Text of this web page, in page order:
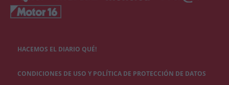
HACEMOS EL DIARIO QUÉ!
CONDICIONES DE USO Y POLÍTICA DE PROTECCIÓN DE DATOS